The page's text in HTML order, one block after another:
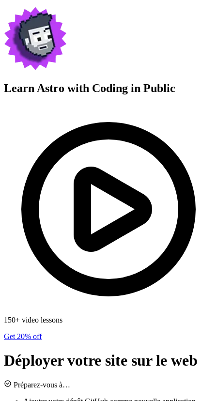
Learn Astro with Coding in Public
150+ video lessons
Get 20% off
Déployer votre site sur le web
Préparez-vous à…